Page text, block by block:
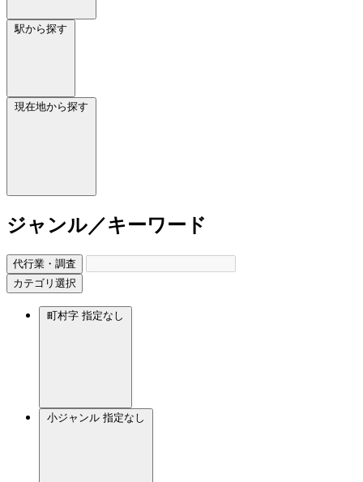
駅から探す
現在地から探す
ジャンル／キーワード
代行業・調査
カテゴリ選択
町村字 指定なし
小ジャンル 指定なし